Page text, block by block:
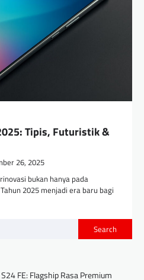
Tipis, Futuristik &
26, 2025
bukan hanya pada
2025 menjadi era baru bagi
Search
FE: Flagship Rasa Premium